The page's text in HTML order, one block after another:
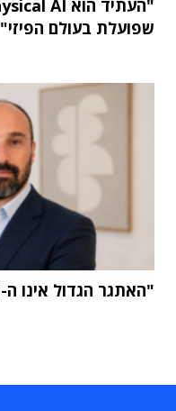
שפועלת בעולם הפיזי"
"האתגר הגדול אינו ה-AI אלא הטמעתה בארגון"